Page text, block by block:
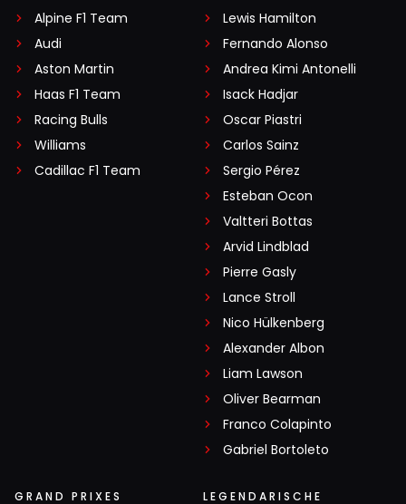
Alpine F1 Team
Audi
Aston Martin
Haas F1 Team
Racing Bulls
Williams
Cadillac F1 Team
Lewis Hamilton
Fernando Alonso
Andrea Kimi Antonelli
Isack Hadjar
Oscar Piastri
Carlos Sainz
Sergio Pérez
Esteban Ocon
Valtteri Bottas
Arvid Lindblad
Pierre Gasly
Lance Stroll
Nico Hülkenberg
Alexander Albon
Liam Lawson
Oliver Bearman
Franco Colapinto
Gabriel Bortoleto
GRAND PRIXES
LEGENDARISCHE